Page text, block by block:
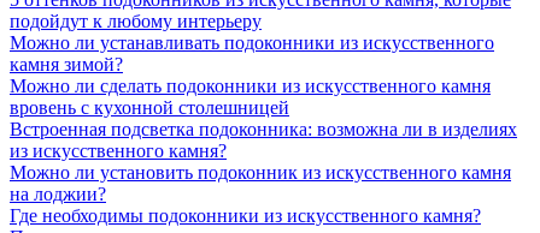
подойдут к любому интерьеру
Можно ли устанавливать подоконники из искусственного
камня зимой?
Можно ли сделать подоконники из искусственного камня
вровень с кухонной столешницей
Встроенная подсветка подоконника: возможна ли в изделиях
из искусственного камня?
Можно ли установить подоконник из искусственного камня
на лоджии?
Где необходимы подоконники из искусственного камня?